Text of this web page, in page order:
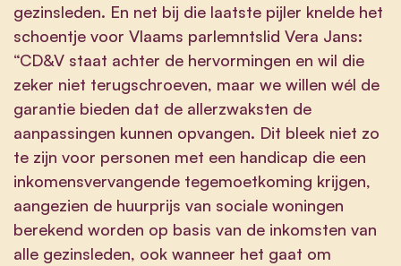
gezinsleden. En net bij die laatste pijler knelde het
schoentje voor Vlaams parlemntslid Vera Jans:
“CD&V staat achter de hervormingen en wil die
zeker niet terugschroeven, maar we willen wél de
garantie bieden dat de allerzwaksten de
aanpassingen kunnen opvangen. Dit bleek niet zo
te zijn voor personen met een handicap die een
inkomensvervangende tegemoetkoming krijgen,
aangezien de huurprijs van sociale woningen
berekend worden op basis van de inkomsten van
alle gezinsleden, ook wanneer het gaat om